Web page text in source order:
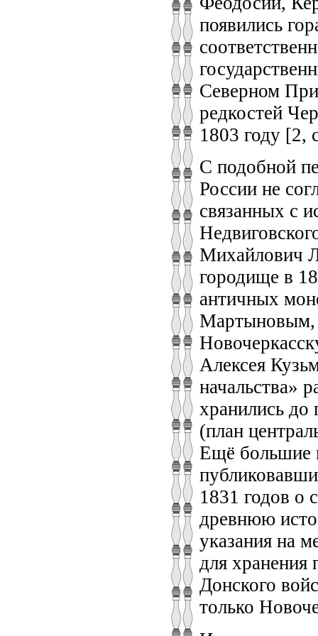
появились
Северном
редкостей
1803 году [2,
С подобной
России не
связанных с
Михайлович
городище в
античных
Мартыновым,
Алексея
начальства»
хранились до
(план
Ещё большие
1831 годов о
древнюю
указания на
для хранения
Донского
только